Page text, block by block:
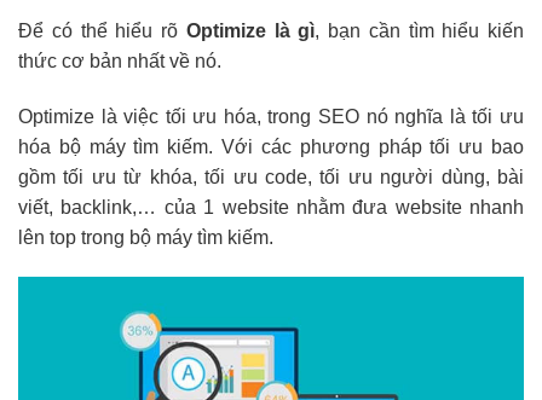
Để có thể hiểu rõ Optimize là gì, bạn cần tìm hiểu kiến
thức cơ bản nhất về nó.
Optimize là việc tối ưu hóa, trong SEO nó nghĩa là tối ưu
hóa bộ máy tìm kiếm. Với các phương pháp tối ưu bao
gồm tối ưu từ khóa, tối ưu code, tối ưu người dùng, bài
viết, backlink,… của 1 website nhằm đưa website nhanh
lên top trong bộ máy tìm kiếm.